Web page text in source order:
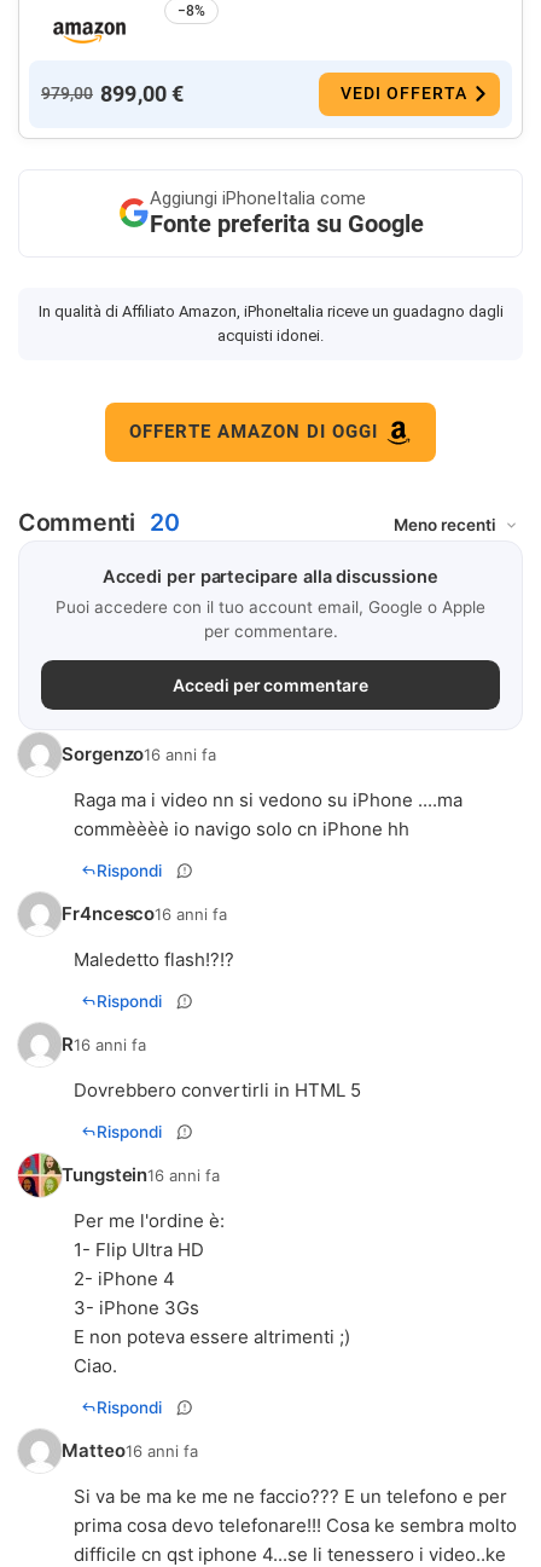
−8%
979,00 899,00 € VEDI OFFERTA
Aggiungi iPhoneItalia come
Fonte preferita su Google
In qualità di Affiliato Amazon, iPhoneItalia riceve un guadagno dagli
acquisti idonei.
OFFERTE AMAZON DI OGGI
Commenti 20
Accedi per partecipare alla discussione
Puoi accedere con il tuo account email, Google o Apple
per commentare.
Accedi per commentare
Sorgenzo16 anni fa
Raga ma i video nn si vedono su iPhone ....ma
commèèèè io navigo solo cn iPhone hh
Rispondi
Fr4ncesco16 anni fa
Maledetto flash!?!?
Rispondi
R16 anni fa
Dovrebbero convertirli in HTML 5
Rispondi
Tungstein16 anni fa
Per me l'ordine è:
1- Flip Ultra HD
2- iPhone 4
3- iPhone 3Gs
E non poteva essere altrimenti ;)
Ciao.
Rispondi
Matteo16 anni fa
Si va be ma ke me ne faccio??? E un telefono e per
prima cosa devo telefonare!!! Cosa ke sembra molto
difficile cn qst iphone 4...se li tenessero i video..ke